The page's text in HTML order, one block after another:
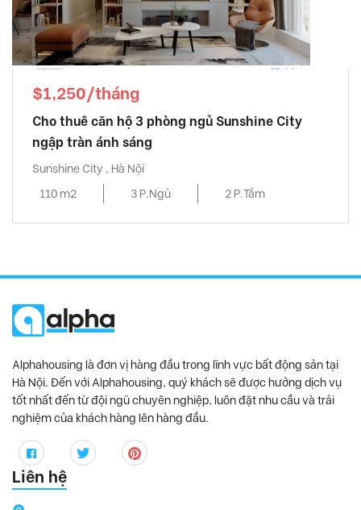
$1,250/tháng
Cho thuê căn hộ 3 phòng ngủ Sunshine City
ngập tràn ánh sáng
Sunshine City , Hà Nội
110 m2
3 P.Ngủ 2 P.Tắm
Alphahousing là đơn vị hàng đầu trong lĩnh vực bất động sản tại
Hà Nội. Đến với Alphahousing, quý khách sẽ được hưởng dịch vụ
tốt nhất đến từ đội ngũ chuyên nghiệp, luôn đặt nhu cầu và trải
nghiệm của khách hàng lên hàng đầu.
Liên hệ